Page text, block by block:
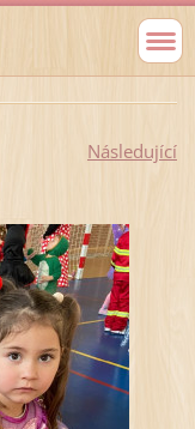
Následující